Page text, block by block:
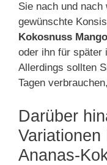
Sie nach und
gewünschte
Kokosnuss
oder ihn für später
Allerdings sollten
Tagen
Darüber
Variationen
Ananas-